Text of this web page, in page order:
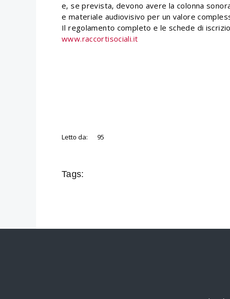
e, se prevista, devono avere la colonna
e materiale audiovisivo per un valore
Il regolamento completo e le schede di
www.raccortisociali.it
Letto da: 95
Tags: